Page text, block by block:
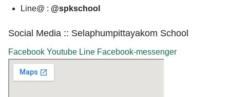
Line@ : @spkschool
Social Media :: Selaphumpittayakom School
Facebook Youtube Line Facebook-messenger